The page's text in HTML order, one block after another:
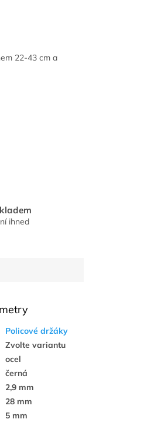
22-43 cm a
ihned
Policové držáky
Zvolte variantu
ocel
černá
2,9 mm
28 mm
5 mm